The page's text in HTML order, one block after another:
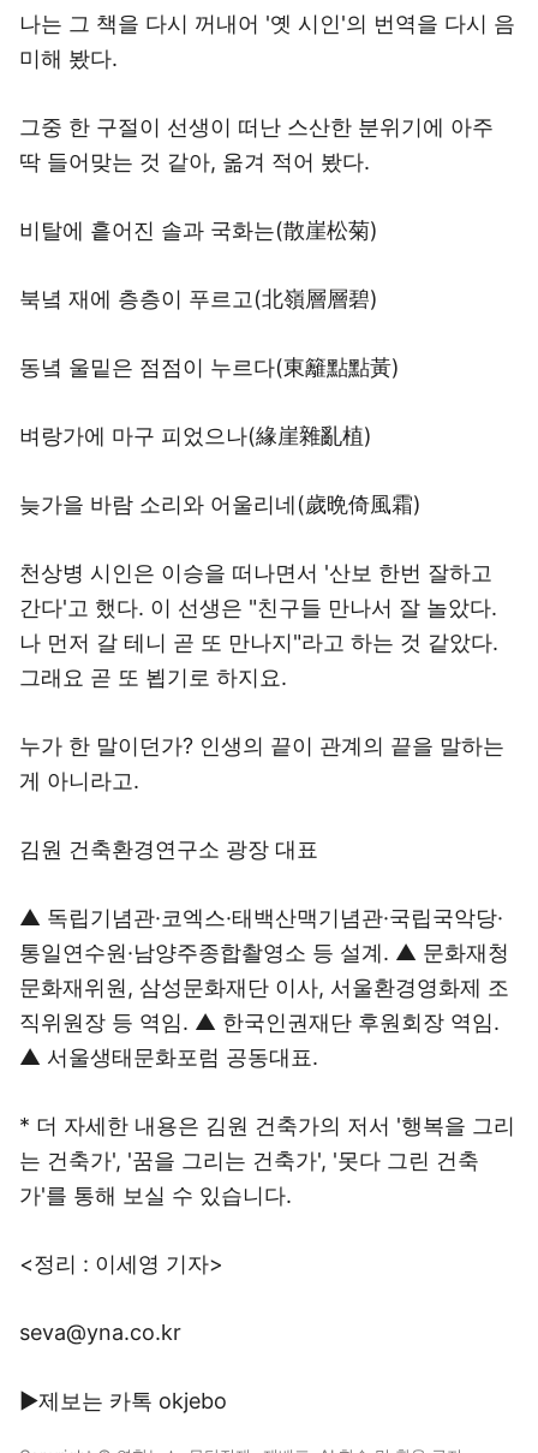
나는 그 책을 다시 꺼내어 '옛 시인'의 번역을 다시 음
미해 봤다.
그중 한 구절이 선생이 떠난 스산한 분위기에 아주
딱 들어맞는 것 같아, 옮겨 적어 봤다.
비탈에 흩어진 솔과 국화는(散崖松菊)
북녘 재에 층층이 푸르고(北嶺層層碧)
동녘 울밑은 점점이 누르다(東籬點點黃)
벼랑가에 마구 피었으나(緣崖雜亂植)
늦가을 바람 소리와 어울리네(歲晩倚風霜)
천상병 시인은 이승을 떠나면서 '산보 한번 잘하고
간다'고 했다. 이 선생은 "친구들 만나서 잘 놀았다.
나 먼저 갈 테니 곧 또 만나지"라고 하는 것 같았다.
그래요 곧 또 뵙기로 하지요.
누가 한 말이던가? 인생의 끝이 관계의 끝을 말하는
게 아니라고.
김원 건축환경연구소 광장 대표
▲ 독립기념관·코엑스·태백산맥기념관·국립국악당·
통일연수원·남양주종합촬영소 등 설계. ▲ 문화재청
문화재위원, 삼성문화재단 이사, 서울환경영화제 조
직위원장 등 역임. ▲ 한국인권재단 후원회장 역임.
▲ 서울생태문화포럼 공동대표.
* 더 자세한 내용은 김원 건축가의 저서 '행복을 그리
는 건축가', '꿈을 그리는 건축가', '못다 그린 건축
가'를 통해 보실 수 있습니다.
<정리 : 이세영 기자>
seva@yna.co.kr
▶제보는 카톡 okjebo